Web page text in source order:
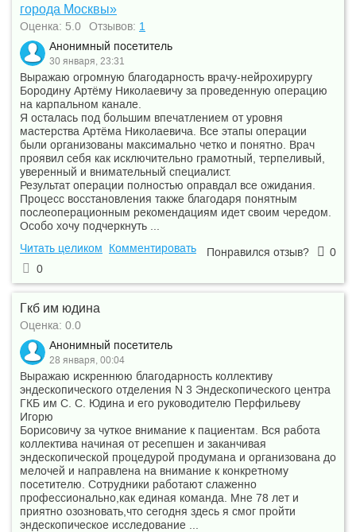
города Москвы»
Оценка: 5.0 Отзывов: 1
Анонимный посетитель
30 января, 23:31
Выражаю огромную благодарность врачу-нейрохирургу
Бородину Артёму Николаевичу за проведенную операцию
на карпальном канале.
Я осталась под большим впечатлением от уровня
мастерства Артёма Николаевича. Все этапы операции
были организованы максимально четко и понятно. Врач
проявил себя как исключительно грамотный, терпеливый,
уверенный и внимательный специалист.
Результат операции полностью оправдал все ожидания.
Процесс восстановления также благодаря понятным
послеоперационным рекомендациям идет своим чередом.
Особо хочу подчеркнуть ...
Читать целиком
Комментировать Понравился отзыв?
0
0
Гкб им юдина
Оценка: 0.0
Анонимный посетитель
28 января, 00:04
Выражаю искреннюю благодарность коллективу
эндескопического отделения N 3 Эндескопического центра
ГКБ им С. С. Юдина и его руководителю Перфильеву
Игорю
Борисовичу за чуткое внимание к пациентам. Вся работа
коллектива начиная от ресепшен и заканчивая
эндескопической процедурой продумана и организована до
мелочей и направлена на внимание к конкретному
посетителю. Сотрудники работают слаженно
профессионально,как единая команда. Мне 78 лет и
приятно озозновать,что сегодня здесь я смог пройти
эндескопическое исследование ...